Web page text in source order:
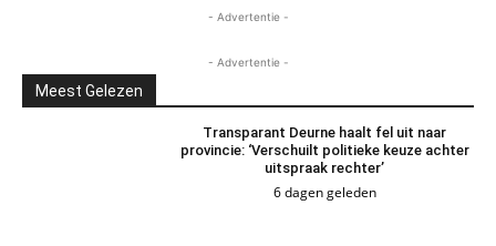
- Advertentie -
- Advertentie -
Meest Gelezen
Transparant Deurne haalt fel uit naar
provincie: ‘Verschuilt politieke keuze achter
uitspraak rechter’
6 dagen geleden